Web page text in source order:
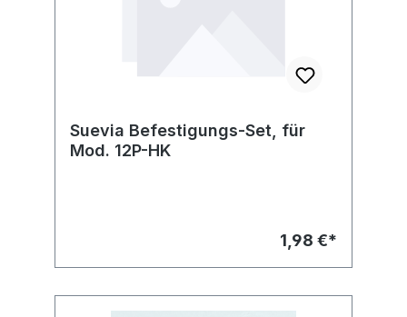
Suevia Befestigungs-Set, für
Mod. 12P-HK
1,98 €*